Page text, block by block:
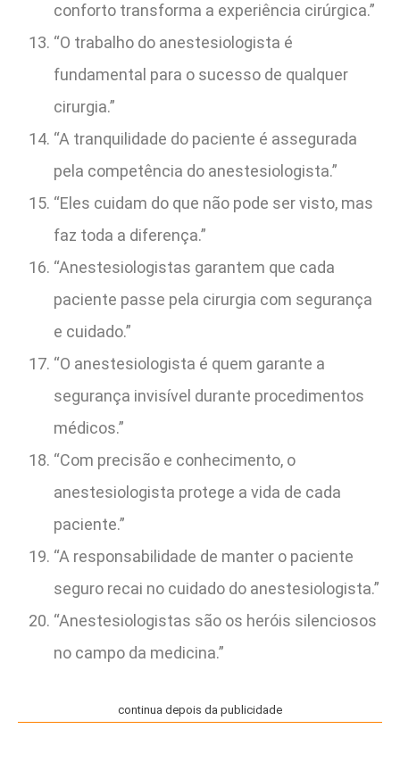
conforto transforma a experiência cirúrgica.”
“O trabalho do anestesiologista é
fundamental para o sucesso de qualquer
cirurgia.”
“A tranquilidade do paciente é assegurada
pela competência do anestesiologista.”
“Eles cuidam do que não pode ser visto, mas
faz toda a diferença.”
“Anestesiologistas garantem que cada
paciente passe pela cirurgia com segurança
e cuidado.”
“O anestesiologista é quem garante a
segurança invisível durante procedimentos
médicos.”
“Com precisão e conhecimento, o
anestesiologista protege a vida de cada
paciente.”
“A responsabilidade de manter o paciente
seguro recai no cuidado do anestesiologista.”
“Anestesiologistas são os heróis silenciosos
no campo da medicina.”
continua depois da publicidade